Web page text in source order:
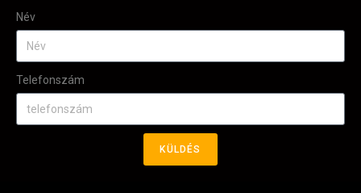
Név
Telefonszám
KÜLDÉS